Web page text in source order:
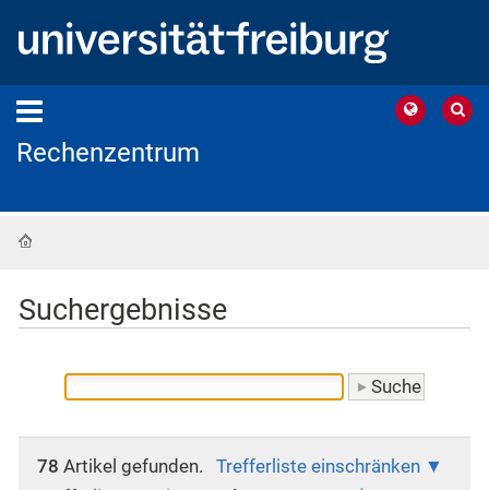
Rechenzentrum
Suchergebnisse
78 Artikel gefunden.
Trefferliste einschränken